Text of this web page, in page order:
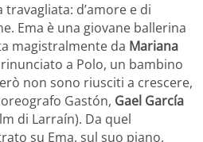
d’amore e di
Ema è una giovane ballerina
magistralmente da Mariana
a Polo, un bambino
non sono riusciti a crescere,
Gastón, Gael García
di Larraín). Da quel
su Ema, sul suo piano,